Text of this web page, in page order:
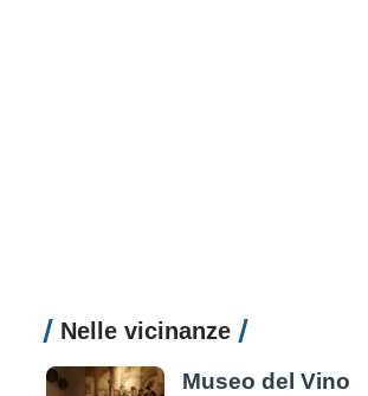
Nelle vicinanze
Museo del Vino